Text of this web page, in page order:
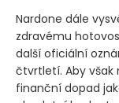
Nardone dále
zdravému
další oficiální
čtvrtletí. Aby však
finanční dopad